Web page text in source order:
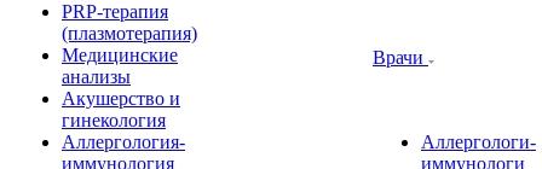
PRP-терапия
(плазмотерапия)
Медицинские
анализы
Акушерство и
гинекология
Аллергология-
иммунология
Врачи
Аллергологи-
иммунологи